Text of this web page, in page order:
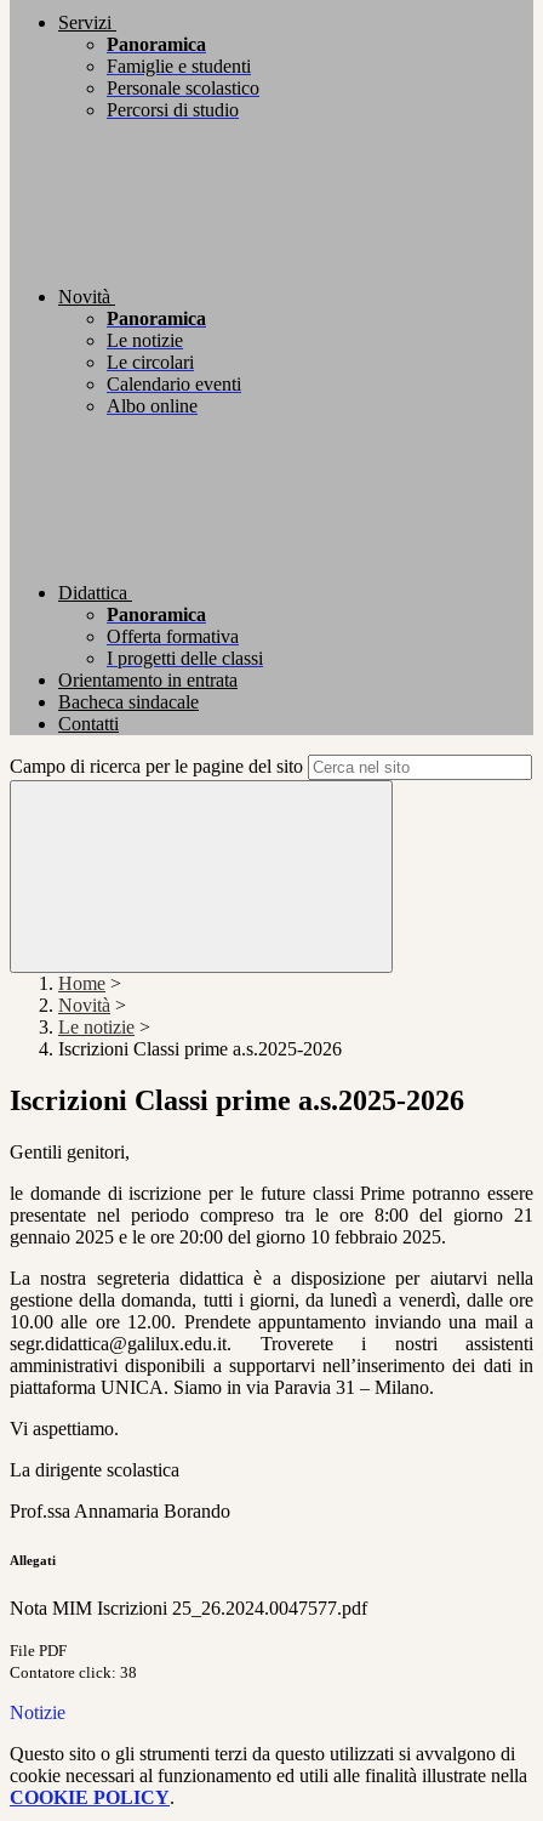
Servizi
Panoramica
Famiglie e studenti
Personale scolastico
Percorsi di studio
Novità
Panoramica
Le notizie
Le circolari
Calendario eventi
Albo online
Didattica
Panoramica
Offerta formativa
I progetti delle classi
Orientamento in entrata
Bacheca sindacale
Contatti
Campo di ricerca per le pagine del sito
Home >
Novità >
Le notizie >
Iscrizioni Classi prime a.s.2025-2026
Iscrizioni Classi prime a.s.2025-2026
Gentili genitori,
le domande di iscrizione per le future classi Prime potranno essere
presentate nel periodo compreso tra le ore 8:00 del giorno 21
gennaio 2025 e le ore 20:00 del giorno 10 febbraio 2025.
La nostra segreteria didattica è a disposizione per aiutarvi nella
gestione della domanda, tutti i giorni, da lunedì a venerdì, dalle ore
10.00 alle ore 12.00. Prendete appuntamento inviando una mail a
segr.didattica@galilux.edu.it. Troverete i nostri assistenti
amministrativi disponibili a supportarvi nell’inserimento dei dati in
piattaforma UNICA. Siamo in via Paravia 31 – Milano.
Vi aspettiamo.
La dirigente scolastica
Prof.ssa Annamaria Borando
Allegati
Nota MIM Iscrizioni 25_26.2024.0047577.pdf
File PDF
Contatore click: 38
Notizie
Questo sito o gli strumenti terzi da questo utilizzati si avvalgono di
cookie necessari al funzionamento ed utili alle finalità illustrate nella
COOKIE POLICY.